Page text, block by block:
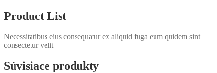
Product List
Necessitatibus eius consequatur ex aliquid fuga eum quidem sint
consectetur velit
Súvisiace produkty